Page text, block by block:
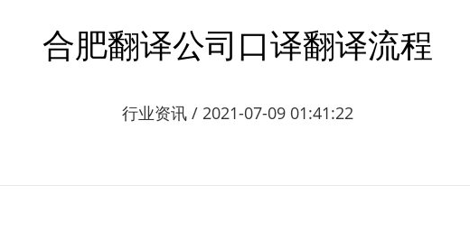
合肥翻译公司口译翻译流程
行业资讯 / 2021-07-09 01:41:22